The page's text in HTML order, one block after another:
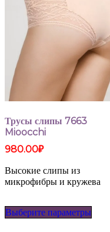
Трусы слипы 7663
Mioocchi
980.00₽
Высокие слипы из
микрофибры и кружева
Выберите параметры